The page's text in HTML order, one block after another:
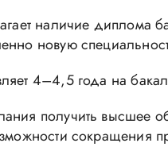
наличие
новую
4–4,5 года на
получить высшее
сокращения